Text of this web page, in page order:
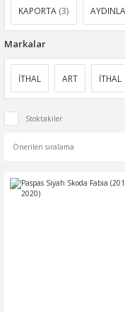
KAPORTA (3)
Markalar
İTHAL ART İTHAL
Stoktakiler